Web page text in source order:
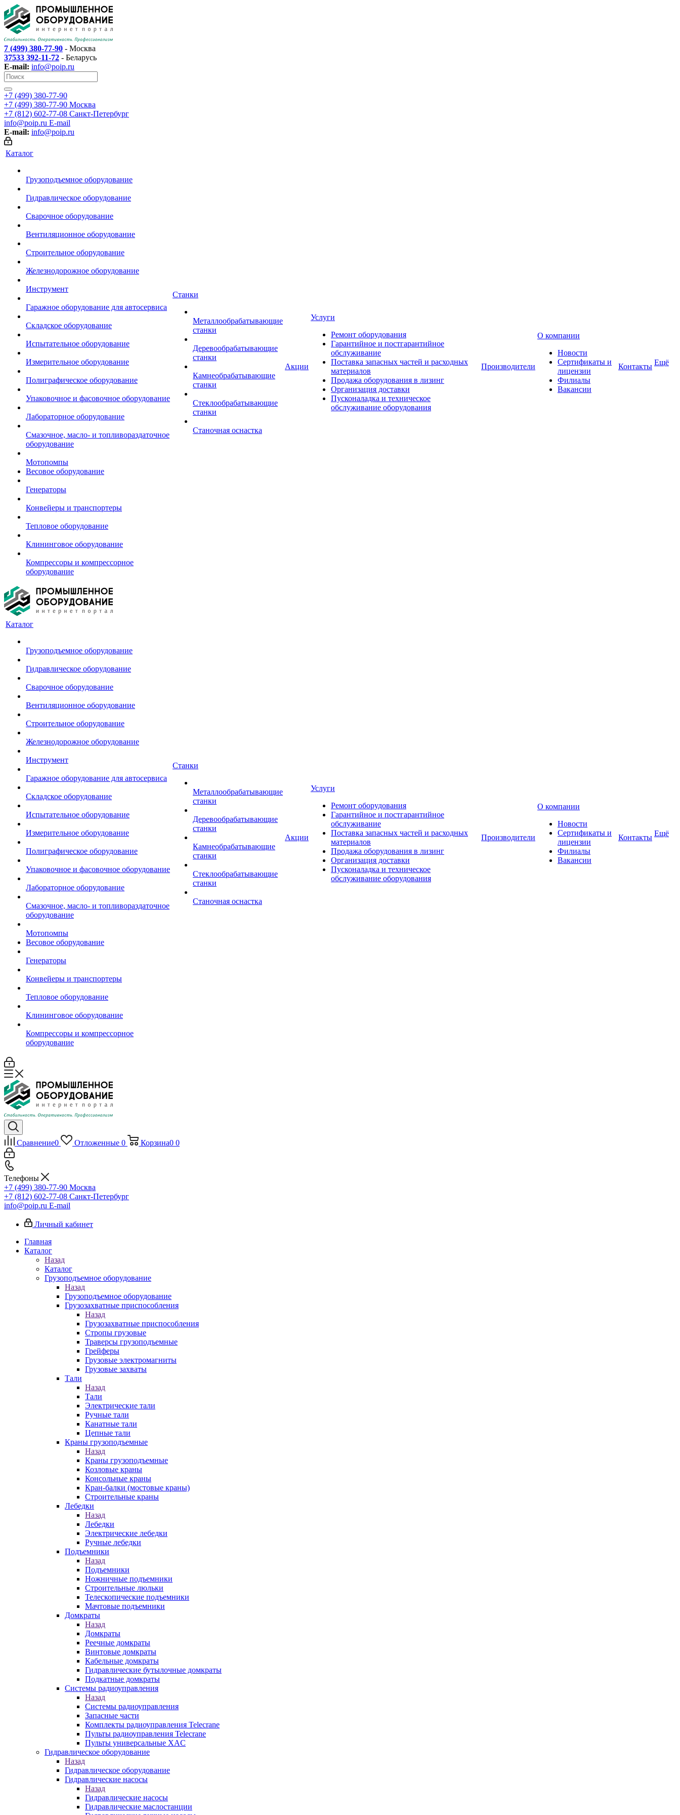
7 (499) 380-77-90 - Москва
37533 392-11-72 - Беларусь
E-mail: info@poip.ru
+7 (499) 380-77-90
+7 (499) 380-77-90 Москва
+7 (812) 602-77-08 Санкт-Петербург
info@poip.ru E-mail
E-mail: info@poip.ru
Каталог
Грузоподъемное оборудование
Гидравлическое оборудование
Сварочное оборудование
Вентиляционное оборудование
Строительное оборудование
Железнодорожное оборудование
Инструмент
Гаражное оборудование для автосервиса
Складское оборудование
Испытательное оборудование
Измерительное оборудование
Полиграфическое оборудование
Упаковочное и фасовочное оборудование
Лабораторное оборудование
Смазочное, масло- и топливораздаточное
оборудование
Мотопомпы
Весовое оборудование
Генераторы
Конвейеры и транспортеры
Тепловое оборудование
Клининговое оборудование
Компрессоры и компрессорное
оборудование
Станки
Металлообрабатывающие
станки
Деревообрабатывающие
станки
Камнеобрабатывающие
станки
Стеклообрабатывающие
станки
Станочная оснастка
Акции
Услуги
Ремонт оборудования
Гарантийное и постгарантийное
обслуживание
Поставка запасных частей и расходных
материалов
Продажа оборудования в лизинг
Организация доставки
Пусконаладка и техническое
обслуживание оборудования
Производители
О компании
Новости
Сертификаты и
лицензии
Филиалы
Вакансии
Контакты Ещё
Каталог
Грузоподъемное оборудование
Гидравлическое оборудование
Сварочное оборудование
Вентиляционное оборудование
Строительное оборудование
Железнодорожное оборудование
Инструмент
Гаражное оборудование для автосервиса
Складское оборудование
Испытательное оборудование
Измерительное оборудование
Полиграфическое оборудование
Упаковочное и фасовочное оборудование
Лабораторное оборудование
Смазочное, масло- и топливораздаточное
оборудование
Мотопомпы
Весовое оборудование
Генераторы
Конвейеры и транспортеры
Тепловое оборудование
Клининговое оборудование
Компрессоры и компрессорное
оборудование
Станки
Металлообрабатывающие
станки
Деревообрабатывающие
станки
Камнеобрабатывающие
станки
Стеклообрабатывающие
станки
Станочная оснастка
Акции
Услуги
Ремонт оборудования
Гарантийное и постгарантийное
обслуживание
Поставка запасных частей и расходных
материалов
Продажа оборудования в лизинг
Организация доставки
Пусконаладка и техническое
обслуживание оборудования
Производители
О компании
Новости
Сертификаты и
лицензии
Филиалы
Вакансии
Контакты Ещё
Сравнение0 Отложенные 0 Корзина0 0
Телефоны
+7 (499) 380-77-90 Москва
+7 (812) 602-77-08 Санкт-Петербург
info@poip.ru E-mail
Личный кабинет
Главная
Каталог
Назад
Каталог
Грузоподъемное оборудование
Назад
Грузоподъемное оборудование
Грузозахватные приспособления
Назад
Грузозахватные приспособления
Стропы грузовые
Траверсы грузоподъемные
Грейферы
Грузовые электромагниты
Грузовые захваты
Тали
Назад
Тали
Электрические тали
Ручные тали
Канатные тали
Цепные тали
Краны грузоподъемные
Назад
Краны грузоподъемные
Козловые краны
Консольные краны
Кран-балки (мостовые краны)
Строительные краны
Лебедки
Назад
Лебедки
Электрические лебедки
Ручные лебедки
Подъемники
Назад
Подъемники
Ножничные подъемники
Строительные люльки
Телескопические подъемники
Мачтовые подъемники
Домкраты
Назад
Домкраты
Реечные домкраты
Винтовые домкраты
Кабельные домкраты
Гидравлические бутылочные домкраты
Подкатные домкраты
Системы радиоуправления
Назад
Системы радиоуправления
Запасные части
Комплекты радиоуправления Telecrane
Пульты радиоуправления Telecrane
Пульты универсальные XAC
Гидравлическое оборудование
Назад
Гидравлическое оборудование
Гидравлические насосы
Назад
Гидравлические насосы
Гидравлические маслостанции